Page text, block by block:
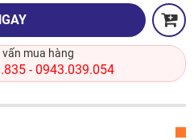
vấn mua hàng
- 0943.039.054